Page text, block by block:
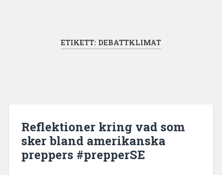
ETIKETT: DEBATTKLIMAT
Reflektioner kring vad som
sker bland amerikanska
preppers #prepperSE